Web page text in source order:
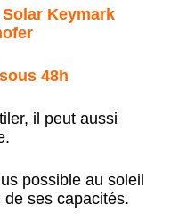
Keymark
48h
il peut aussi
possible au soleil
ses capacités.